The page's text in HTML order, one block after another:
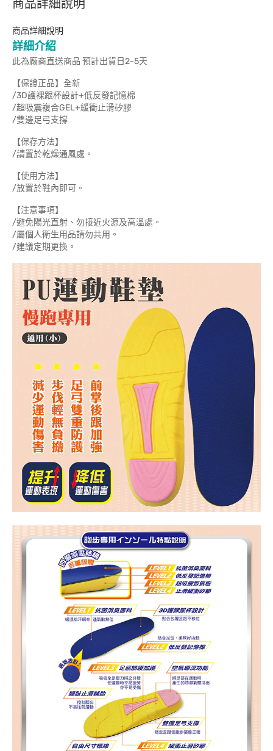
商品詳細說明
商品詳細說明
詳細介紹
此為廠商直送商品 預計出貨日2-5天
【保證正品】全新
/3D護裸跟杯設計+低反發記憶棉
/超吸震複合GEL+緩衝止滑矽膠
/雙邊足弓支撐
【保存方法】
/請置於乾燥通風處。
【使用方法】
/放置於鞋內即可。
【注意事項】
/避免陽光直射、勿接近火源及高溫處。
/屬個人衛生用品請勿共用。
/建議定期更換。